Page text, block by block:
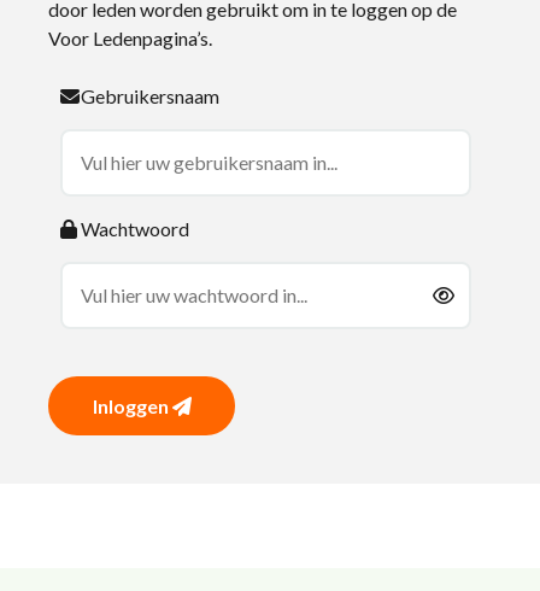
door leden worden gebruikt om in te loggen op de
Voor Ledenpagina’s.
Gebruikersnaam
Wachtwoord
Inloggen